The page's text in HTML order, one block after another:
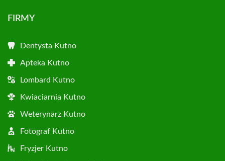
FIRMY
Dentysta Kutno
Apteka Kutno
Lombard Kutno
Kwiaciarnia Kutno
Weterynarz Kutno
Fotograf Kutno
Fryzjer Kutno